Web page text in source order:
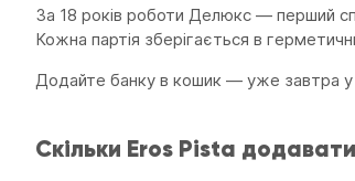
За 18 років роботи Делюкс — перший
Кожна партія зберігається в
Додайте банку в кошик — уже завтра у
Скільки Eros Pista